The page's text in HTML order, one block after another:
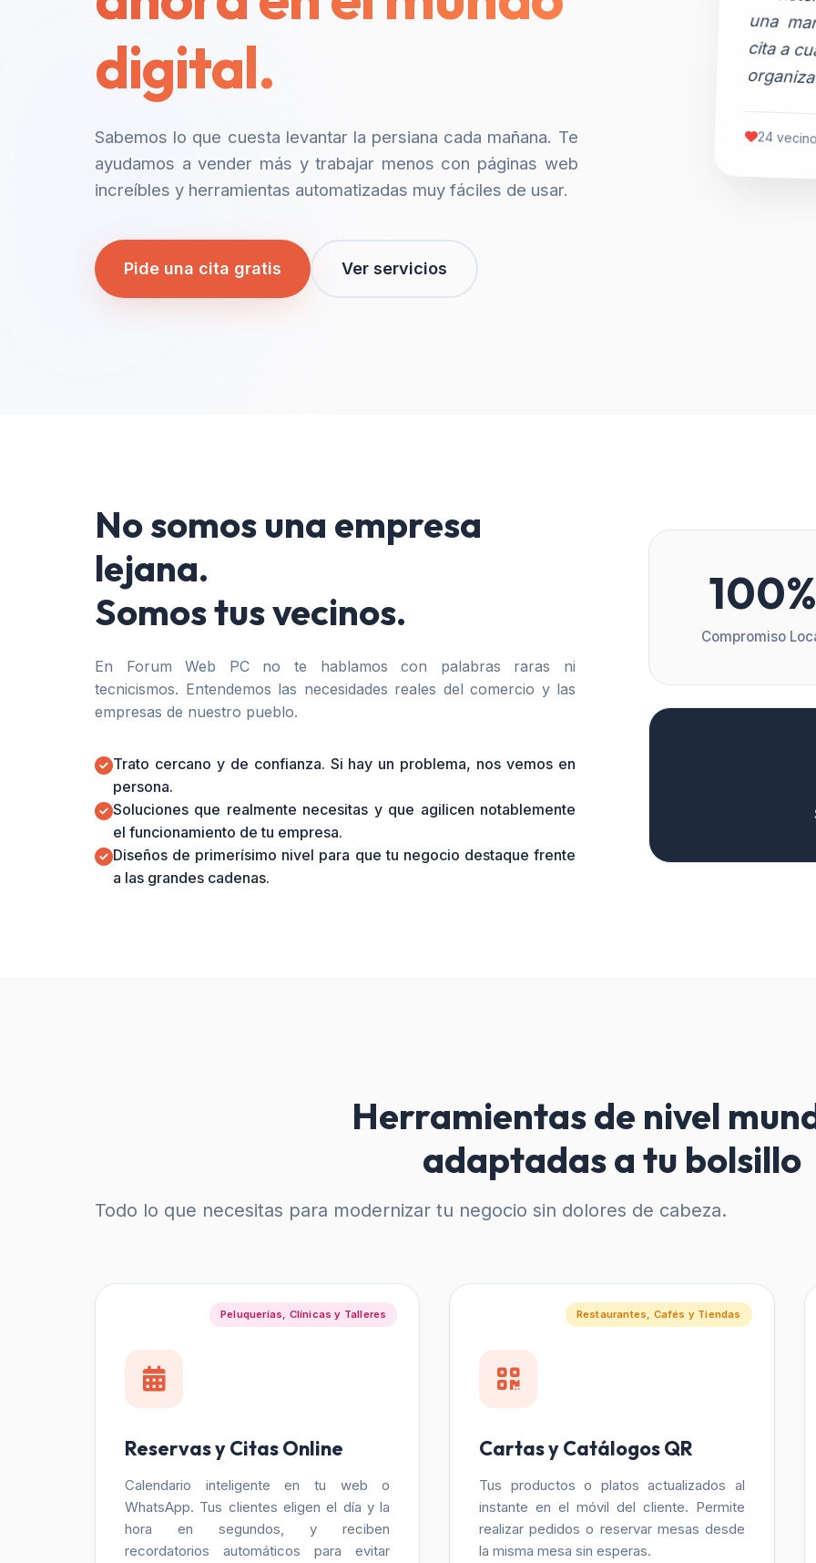
digital.
Sabemos lo que cuesta levantar la persiana cada mañana. Te
ayudamos a vender más y trabajar menos con páginas web
increíbles y herramientas automatizadas muy fáciles de usar.
Pide una cita gratis Ver servicios
24
No somos una empresa
lejana.
Somos tus vecinos.
En Forum Web PC no te hablamos con palabras raras ni
tecnicismos. Entendemos las necesidades reales del comercio y las
empresas de nuestro pueblo.
Trato cercano y de confianza. Si hay un problema, nos vemos en
persona.
Soluciones que realmente necesitas y que agilicen notablemente
el funcionamiento de tu empresa.
Diseños de primerísimo nivel para que tu negocio destaque frente
a las grandes cadenas.
100%
Compromiso
Herramientas de nivel
adaptadas a tu bolsillo
Todo lo que necesitas para modernizar tu negocio sin dolores de cabeza.
Peluquerías, Clínicas y Talleres
Reservas y Citas Online
Calendario inteligente en tu web o
WhatsApp. Tus clientes eligen el día y la
hora en segundos, y reciben
recordatorios automáticos para evitar
Restaurantes, Cafés y Tiendas
Cartas y Catálogos QR
Tus productos o platos actualizados al
instante en el móvil del cliente. Permite
realizar pedidos o reservar mesas desde
la misma mesa sin esperas.